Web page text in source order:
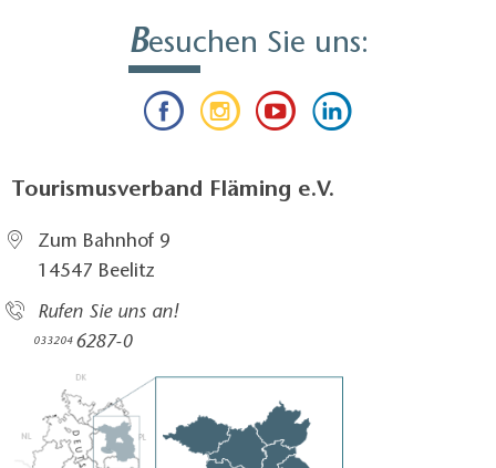
Besuchen Sie uns:
Tourismusverband Fläming e.V.
Zum Bahnhof 9
14547 Beelitz
Rufen Sie uns an!
033204 6287-0